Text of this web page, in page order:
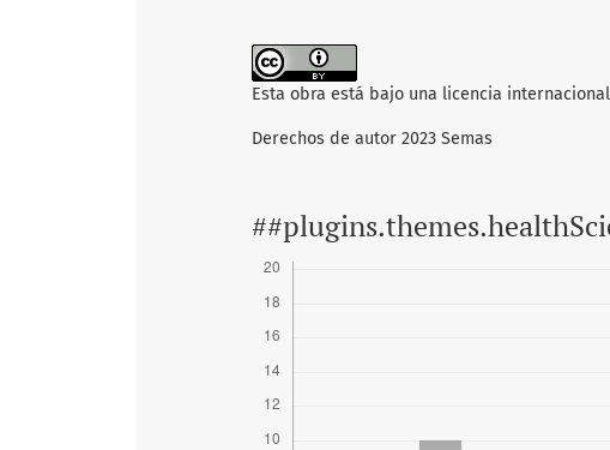
Esta obra está bajo una licencia internacional
Derechos de autor 2023 Semas